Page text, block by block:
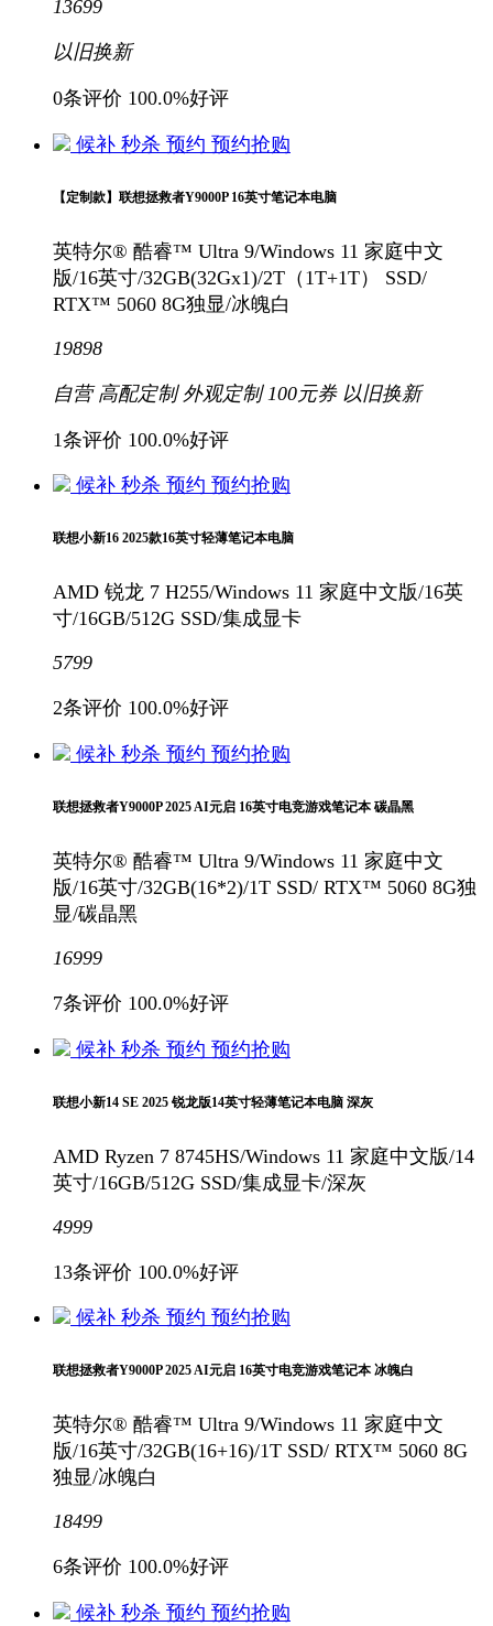
13699
以旧换新
0条评价 100.0%好评
候补 秒杀 预约 预约抢购
【定制款】联想拯救者Y9000P 16英寸笔记本电脑
英特尔® 酷睿™ Ultra 9/Windows 11 家庭中文
版/16英寸/32GB(32Gx1)/2T（1T+1T） SSD/
RTX™ 5060 8G独显/冰魄白
19898
自营 高配定制 外观定制 100元券 以旧换新
1条评价 100.0%好评
候补 秒杀 预约 预约抢购
联想小新16 2025款16英寸轻薄笔记本电脑
AMD 锐龙 7 H255/Windows 11 家庭中文版/16英
寸/16GB/512G SSD/集成显卡
5799
2条评价 100.0%好评
候补 秒杀 预约 预约抢购
联想拯救者Y9000P 2025 AI元启 16英寸电竞游戏笔记本 碳晶黑
英特尔® 酷睿™ Ultra 9/Windows 11 家庭中文
版/16英寸/32GB(16*2)/1T SSD/ RTX™ 5060 8G独
显/碳晶黑
16999
7条评价 100.0%好评
候补 秒杀 预约 预约抢购
联想小新14 SE 2025 锐龙版14英寸轻薄笔记本电脑 深灰
AMD Ryzen 7 8745HS/Windows 11 家庭中文版/14
英寸/16GB/512G SSD/集成显卡/深灰
4999
13条评价 100.0%好评
候补 秒杀 预约 预约抢购
联想拯救者Y9000P 2025 AI元启 16英寸电竞游戏笔记本 冰魄白
英特尔® 酷睿™ Ultra 9/Windows 11 家庭中文
版/16英寸/32GB(16+16)/1T SSD/ RTX™ 5060 8G
独显/冰魄白
18499
6条评价 100.0%好评
候补 秒杀 预约 预约抢购